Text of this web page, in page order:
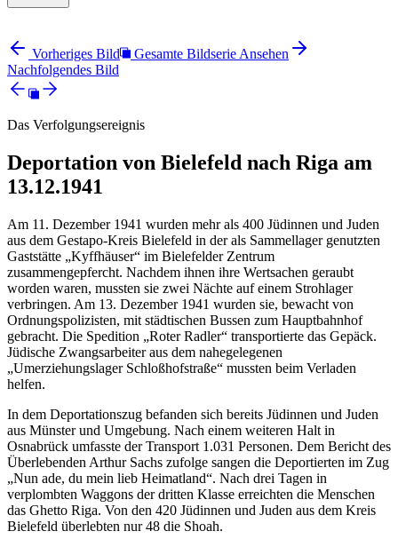
Vorheriges Bild
Gesamte Bildserie Ansehen
Nachfolgendes Bild
Das Verfolgungsereignis
Deportation von Bielefeld nach Riga am
13.12.1941
Am 11. Dezember 1941 wurden mehr als 400 Jüdinnen und Juden
aus dem Gestapo-Kreis Bielefeld in der als Sammellager genutzten
Gaststätte „Kyffhäuser“ im Bielefelder Zentrum
zusammengepfercht. Nachdem ihnen ihre Wertsachen geraubt
worden waren, mussten sie zwei Nächte auf einem Strohlager
verbringen. Am 13. Dezember 1941 wurden sie, bewacht von
Ordnungspolizisten, mit städtischen Bussen zum Hauptbahnhof
gebracht. Die Spedition „Roter Radler“ transportierte das Gepäck.
Jüdische Zwangsarbeiter aus dem nahegelegenen
„Umerziehungslager Schloßhofstraße“ mussten beim Verladen
helfen.
In dem Deportationszug befanden sich bereits Jüdinnen und Juden
aus Münster und Umgebung. Nach einem weiteren Halt in
Osnabrück umfasste der Transport 1.031 Personen. Dem Bericht des
Überlebenden Arthur Sachs zufolge sangen die Deportierten im Zug
„Nun ade, du mein lieb Heimatland“. Nach drei Tagen in
verplombten Waggons der dritten Klasse erreichten die Menschen
das Ghetto Riga. Von den 420 Jüdinnen und Juden aus dem Kreis
Bielefeld überlebten nur 48 die Shoah.